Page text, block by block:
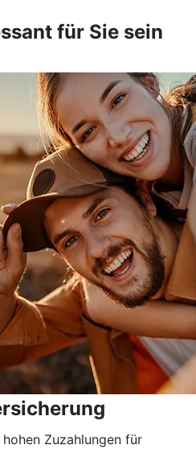
für Sie sein
Zuzahlungen für